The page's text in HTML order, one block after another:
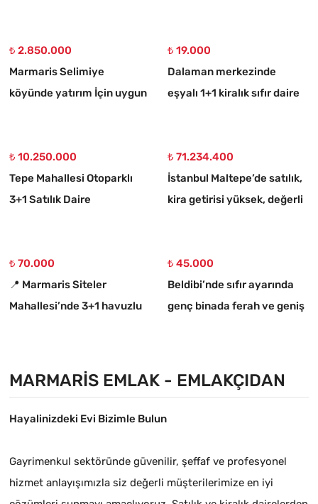
₺ 2.850.000
Marmaris Selimiye
köyünde yatırım İçin uygun
₺ 19.000
Dalaman merkezinde
eşyalı 1+1 kiralık sıfır daire
₺ 10.250.000
Tepe Mahallesi Otoparklı
3+1 Satılık Daire
₺ 71.234.400
İstanbul Maltepe’de satılık,
kira getirisi yüksek, değerli
₺ 70.000
📍 Marmaris Siteler
Mahallesi’nde 3+1 havuzlu
₺ 45.000
Beldibi’nde sıfır ayarında
genç binada ferah ve geniş
MARMARIS EMLAK - EMLAKÇIDAN
Hayalinizdeki Evi Bizimle Bulun
Gayrimenkul sektöründe güvenilir, şeffaf ve profesyonel
hizmet anlayışımızla siz değerli müşterilerimize en iyi